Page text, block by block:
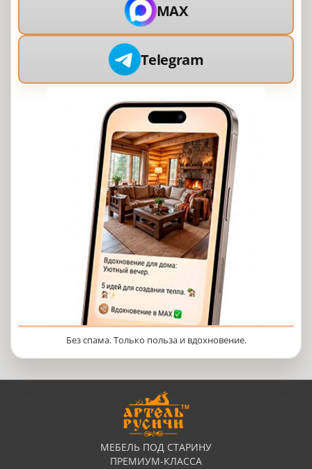
MAX
Telegram
Без спама. Только польза и вдохновение.
МЕБЕЛЬ ПОД СТАРИНУ
ПРЕМИУМ-КЛАССА